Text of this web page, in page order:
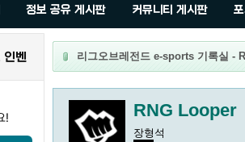
정보 공유 게시판 커뮤니티 게시판
인벤
!
리그오브레전드 e-sports 기록실 -
RNG Looper
장형석